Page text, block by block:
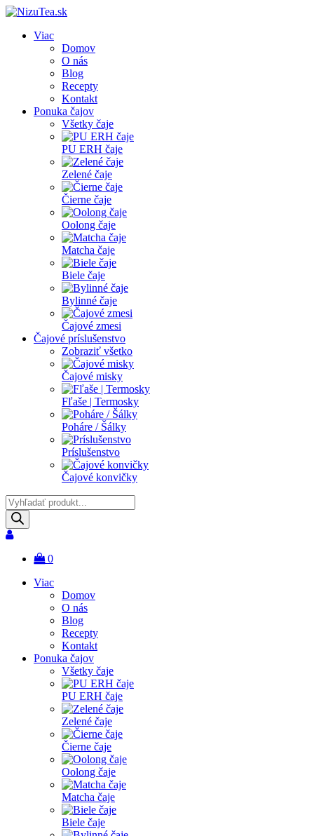
Viac
Domov
O nás
Blog
Recepty
Kontakt
Ponuka čajov
Všetky čaje
PU ERH čaje
Zelené čaje
Čierne čaje
Oolong čaje
Matcha čaje
Biele čaje
Bylinné čaje
Čajové zmesi
Čajové príslušenstvo
Zobraziť všetko
Čajové misky
Fľaše | Termosky
Poháre / Šálky
Príslušenstvo
Čajové konvičky
Products
search
0
Viac
Domov
O nás
Blog
Recepty
Kontakt
Ponuka čajov
Všetky čaje
PU ERH čaje
Zelené čaje
Čierne čaje
Oolong čaje
Matcha čaje
Biele čaje